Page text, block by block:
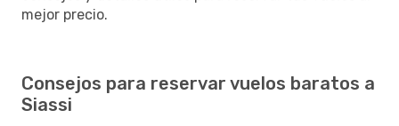
mejor precio.
Consejos para reservar vuelos baratos a
Siassi